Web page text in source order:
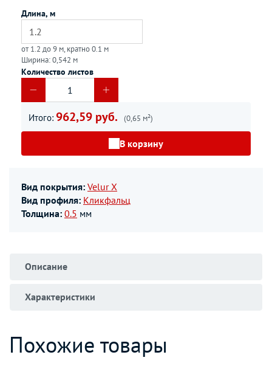
Длина, м
от 1.2 до 9 м, кратно 0.1 м
Ширина: 0,542 м
Количество листов
Итого: 962,59 руб. (0,65 м²)
В корзину
Вид покрытия: Velur X
Вид профиля: Кликфальц
Толщина: 0.5 мм
Описание
Характеристики
Похожие товары